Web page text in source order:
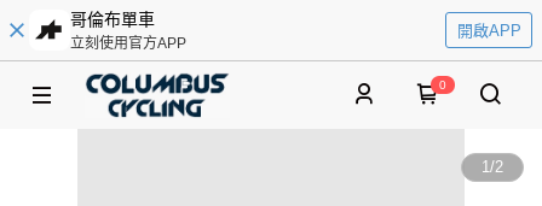
哥倫布單車
立刻使用官方APP
開啟APP
0
1/2